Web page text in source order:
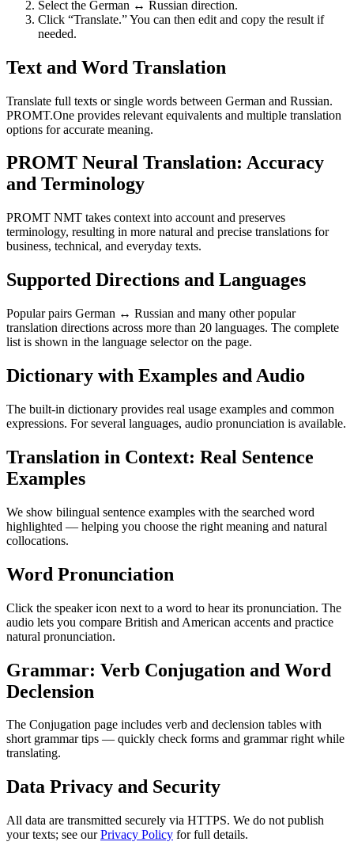
Select the German ↔ Russian direction.
Click “Translate.” You can then edit and copy the result if
needed.
Text and Word Translation
Translate full texts or single words between German and Russian.
PROMT.One provides relevant equivalents and multiple translation
options for accurate meaning.
PROMT Neural Translation: Accuracy
and Terminology
PROMT NMT takes context into account and preserves
terminology, resulting in more natural and precise translations for
business, technical, and everyday texts.
Supported Directions and Languages
Popular pairs German ↔ Russian and many other popular
translation directions across more than 20 languages. The complete
list is shown in the language selector on the page.
Dictionary with Examples and Audio
The built-in dictionary provides real usage examples and common
expressions. For several languages, audio pronunciation is available.
Translation in Context: Real Sentence
Examples
We show bilingual sentence examples with the searched word
highlighted — helping you choose the right meaning and natural
collocations.
Word Pronunciation
Click the speaker icon next to a word to hear its pronunciation. The
audio lets you compare British and American accents and practice
natural pronunciation.
Grammar: Verb Conjugation and Word
Declension
The Conjugation page includes verb and declension tables with
short grammar tips — quickly check forms and grammar right while
translating.
Data Privacy and Security
All data are transmitted securely via HTTPS. We do not publish
your texts; see ourPrivacy Policy for full details.